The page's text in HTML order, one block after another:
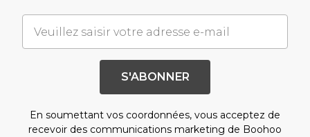
S'ABONNER
En soumettant vos coordonnées, vous acceptez de
recevoir des communications marketing de Boohoo